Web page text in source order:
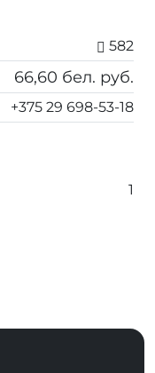
582
66,60 бел. руб.
+375 29 698-53-18
1